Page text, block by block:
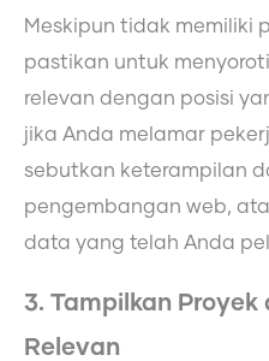
Meskipun tidak memiliki
pastikan untuk
relevan dengan posisi
jika Anda melamar
sebutkan keterampilan
pengembangan web,
data yang telah Anda
3. Tampilkan
Relevan